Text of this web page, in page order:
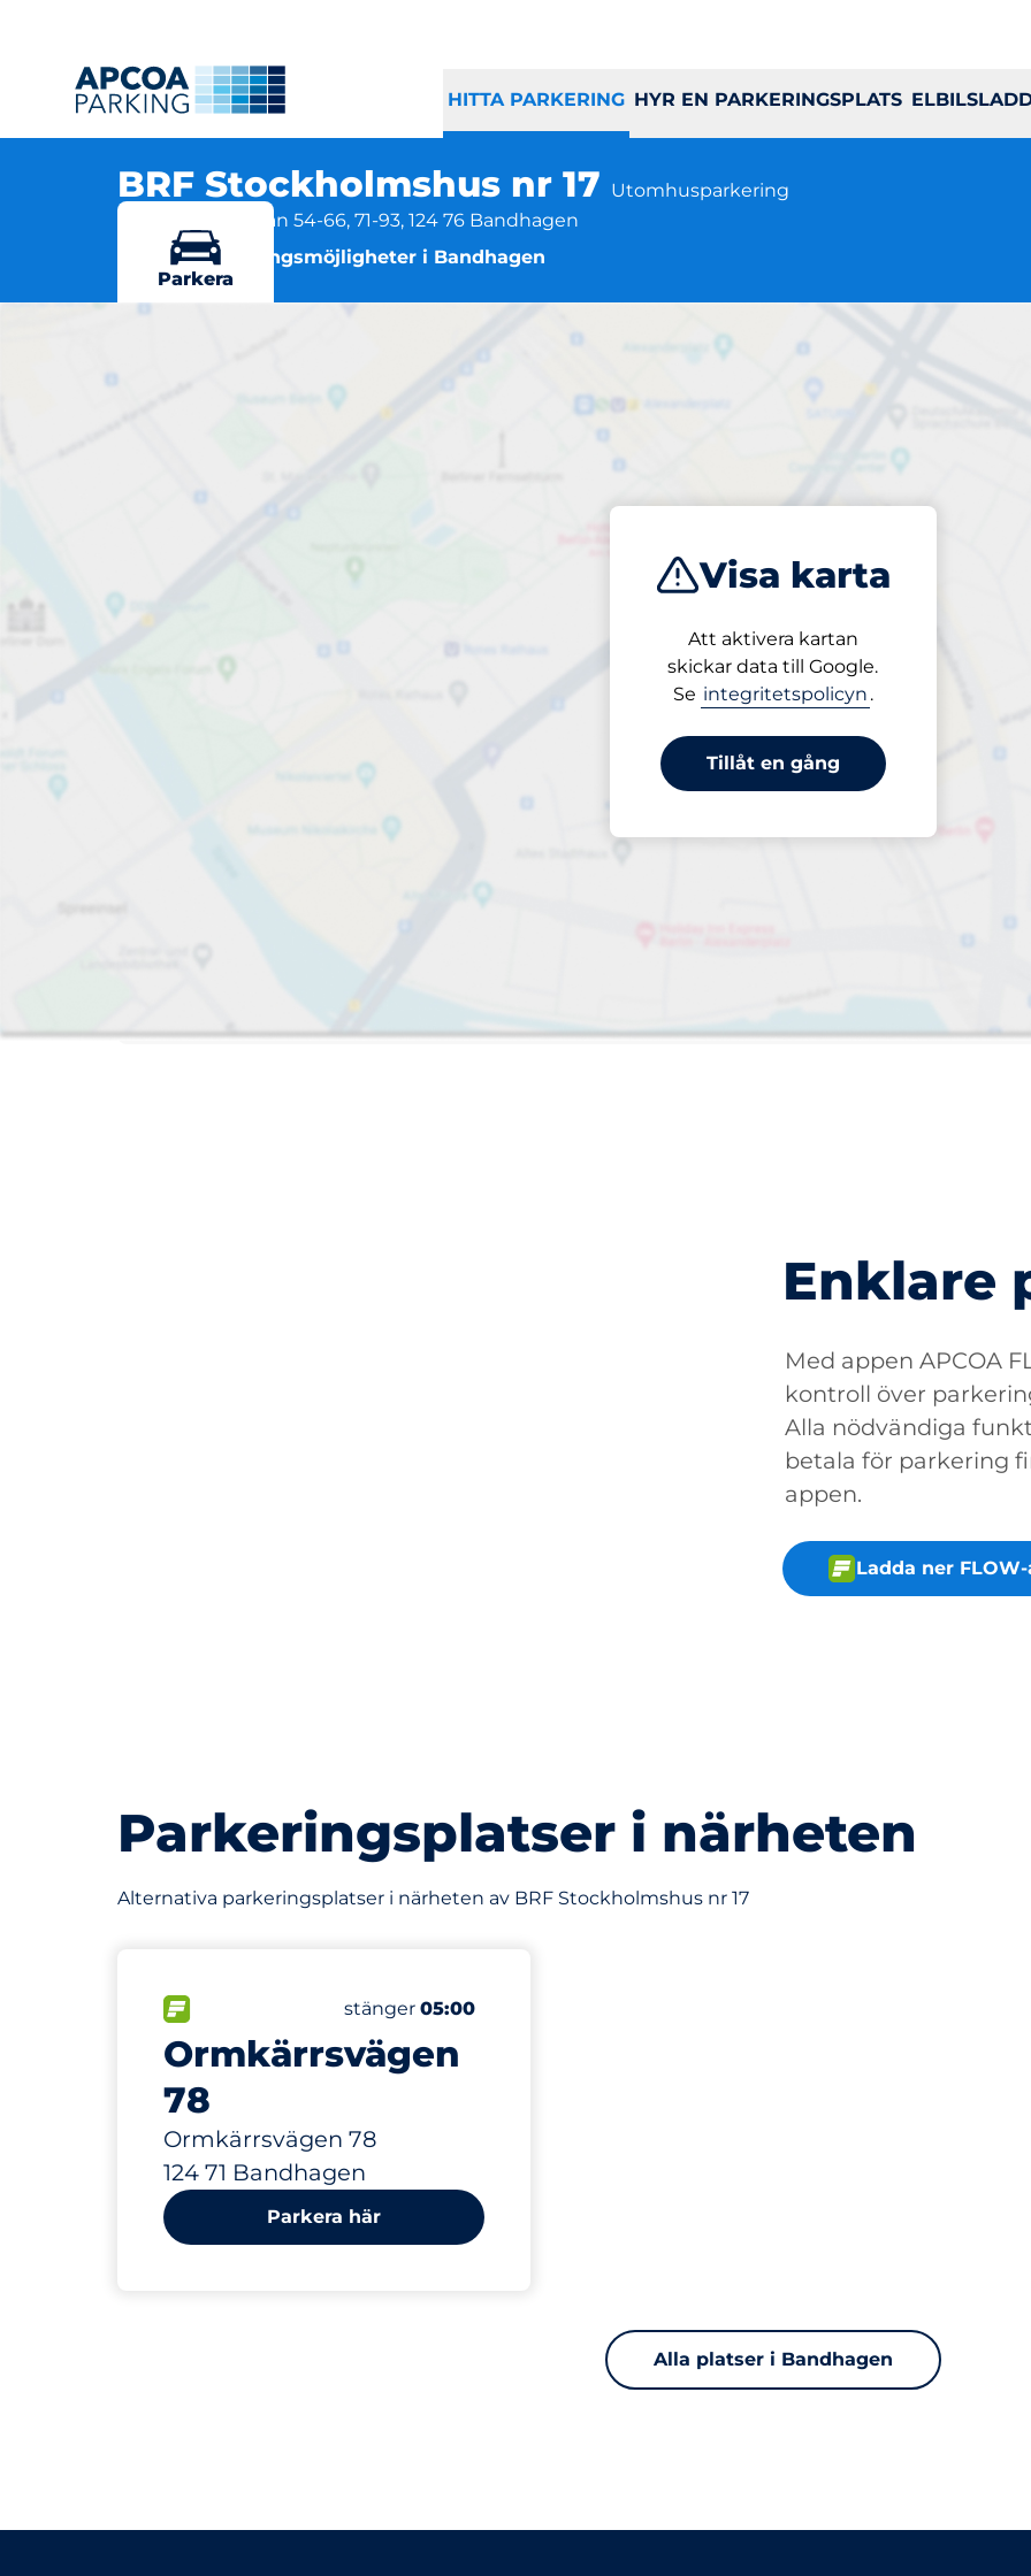
HITTA PARKERING HYR EN PARKERINGSPLATS
BRF Stockholmshus nr 17 Utomhusparkering
Olshammarsgatan 54-66, 71-93, 124 76 Bandhagen
Flera parkeringsmöjligheter i Bandhagen
Visa karta
Att aktivera kartan
skickar data till Google.
Se integritetspolicyn .
Tillåt en gång
Parkera
BRF Stockholmshus nr
Öppet nu
från 10,00 kr
Priser och betalning
Enklare
Med appen APCOA
kontroll över
Alla nödvändiga
betala för parkering
appen.
Ladda ner
Parkeringsplatser i närheten
Alternativa parkeringsplatser i närheten av BRF Stockholmshus nr 17
Ormkärrsvägen
78
Ormkärrsvägen 78
124 71 Bandhagen
Fredag
stänger 05:00
650 m
Parkera här
Alla platser i Bandhagen